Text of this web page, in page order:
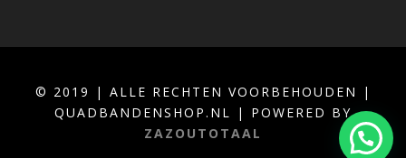
© 2019 | ALLE RECHTEN VOORBEHOUDEN |
QUADBANDENSHOP.NL | POWERED BY
ZAZOUTOTAAL